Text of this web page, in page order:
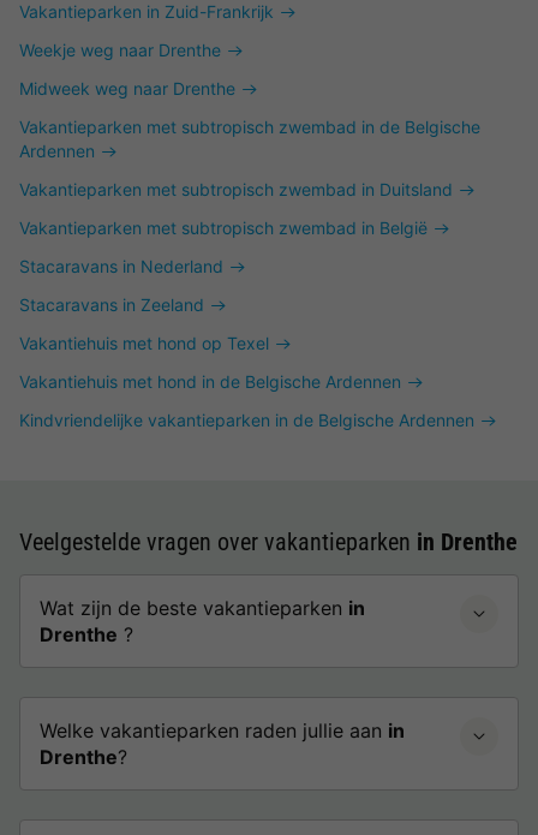
Vakantieparken in Zuid-Frankrijk
Weekje weg naar Drenthe
Midweek weg naar Drenthe
Vakantieparken met subtropisch zwembad in de Belgische
Ardennen
Vakantieparken met subtropisch zwembad in Duitsland
Vakantieparken met subtropisch zwembad in België
Stacaravans in Nederland
Stacaravans in Zeeland
Vakantiehuis met hond op Texel
Vakantiehuis met hond in de Belgische Ardennen
Kindvriendelijke vakantieparken in de Belgische Ardennen
Veelgestelde vragen over vakantieparken in Drenthe
Wat zijn de beste vakantieparken in
Drenthe ?
Welke vakantieparken raden jullie aan in
Drenthe?